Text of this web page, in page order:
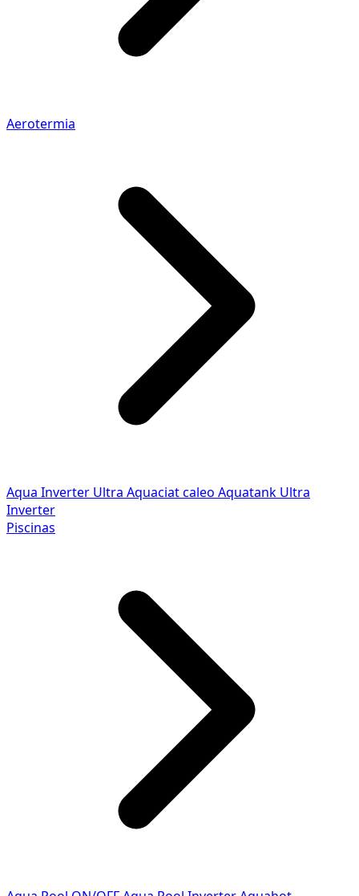
Aerotermia
Aqua Inverter Ultra Aquaciat caleo Aquatank Ultra
Inverter
Piscinas